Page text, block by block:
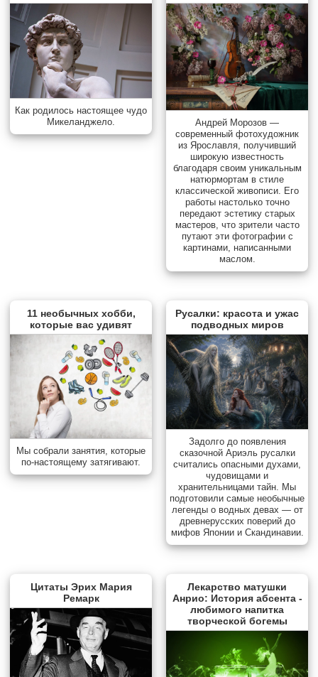
Как родилось настоящее чудо
Микеланджело.
Андрей Морозов —
современный фотохудожник
из Ярославля, получивший
широкую известность
благодаря своим уникальным
натюрмортам в стиле
классической живописи. Его
работы настолько точно
передают эстетику старых
мастеров, что зрители часто
путают эти фотографии с
картинами, написанными
маслом.
11 необычных хобби,
которые вас удивят
Мы собрали занятия, которые
по-настоящему затягивают.
Русалки: красота и ужас
подводных миров
Задолго до появления
сказочной Ариэль русалки
считались опасными духами,
чудовищами и
хранительницами тайн. Мы
подготовили самые необычные
легенды о водных девах — от
древнерусских поверий до
мифов Японии и Скандинавии.
Цитаты Эрих Мария
Ремарк
Лекарство матушки
Анрио: История абсента -
любимого напитка
творческой богемы